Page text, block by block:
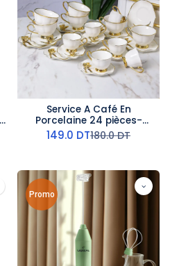
Service A Café En
Porcelaine 24 pièces-
Blanc- Motif Papillon
149.0 DT180.0DT
Promo